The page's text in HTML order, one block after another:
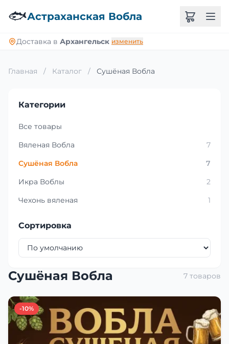
🐟Астраханская Вобла
Доставка в Архангельск изменить
Главная / Каталог / Сушёная Вобла
Категории
Все товары
Вяленая Вобла
7
Сушёная Вобла
7
Икра Воблы
2
Чехонь вяленая
1
Сортировка
Сушёная Вобла 7 товаров
-10%